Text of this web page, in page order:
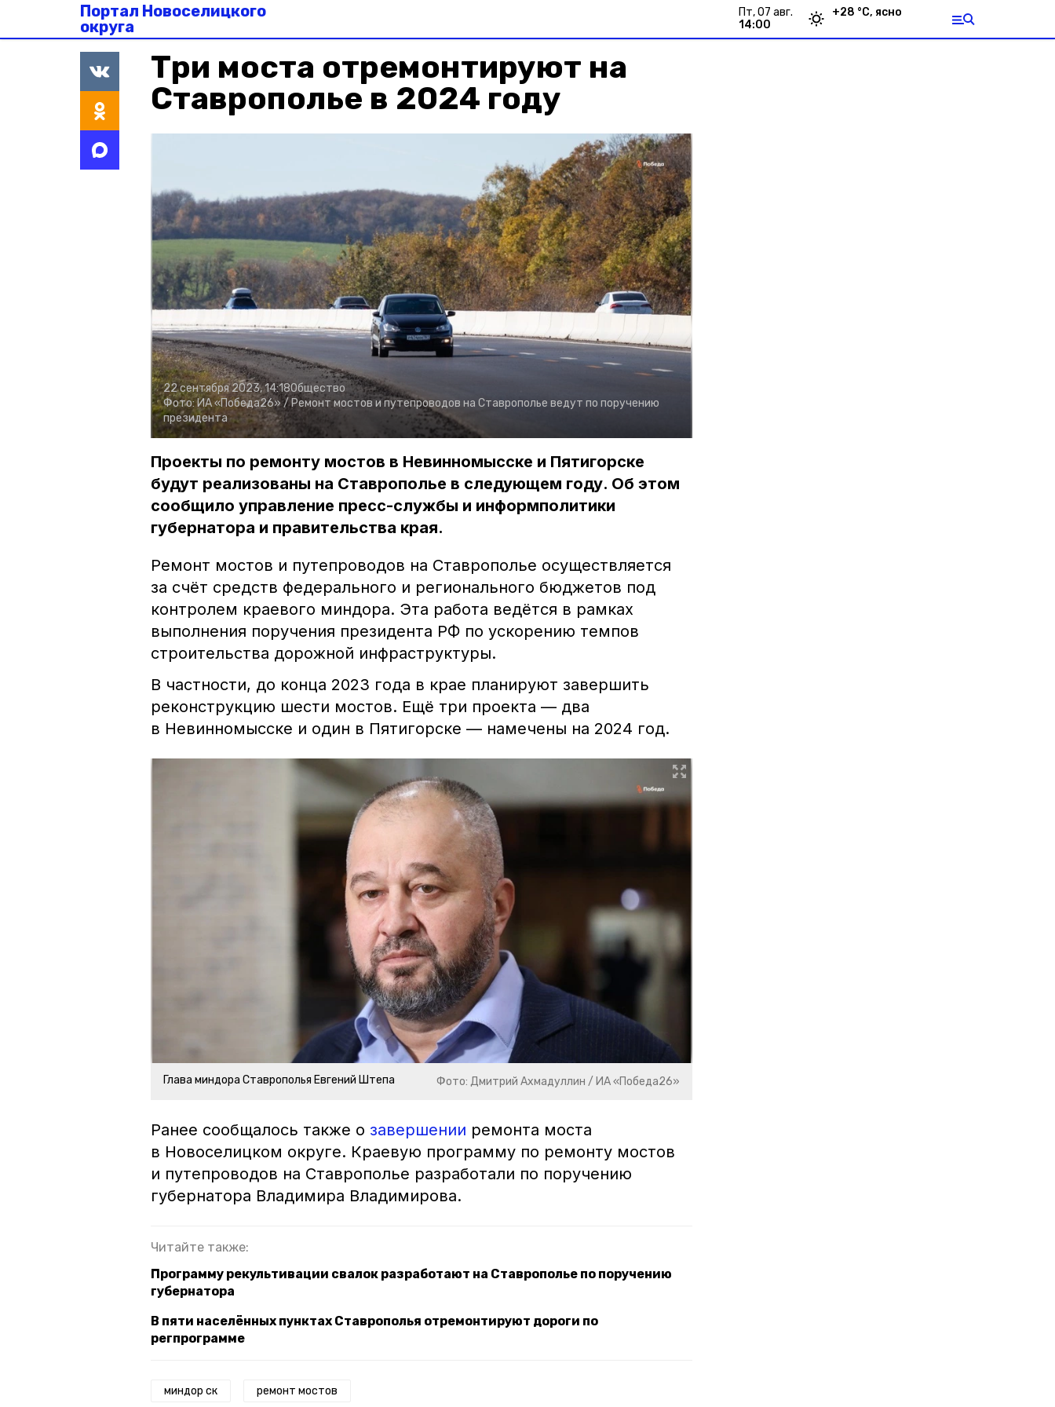
Портал Новоселицкого
округа
пт, 07 авг.
14:00
+28 °С, ясно
Три моста отремонтируют на
Ставрополье в 2024 году
22 сентября 2023, 14:18Общество
Фото:ИА «Победа26» / Ремонт мостов и путепроводов на Ставрополье ведут по поручению
президента
Проекты по ремонту мостов в Невинномысске и Пятигорске
будут реализованы на Ставрополье в следующем году. Об этом
сообщило управление пресс-службы и информполитики
губернатора и правительства края.
Ремонт мостов и путепроводов на Ставрополье осуществляется
за счёт средств федерального и регионального бюджетов под
контролем краевого миндора. Эта работа ведётся в рамках
выполнения поручения президента РФ по ускорению темпов
строительства дорожной инфраструктуры.
В частности, до конца 2023 года в крае планируют завершить
реконструкцию шести мостов. Ещё три проекта — два
в Невинномысске и один в Пятигорске — намечены на 2024 год.
Глава миндора Ставрополья Евгений Штепа Фото: Дмитрий Ахмадуллин / ИА «Победа26»
Ранее сообщалось также о завершении ремонта моста
в Новоселицком округе. Краевую программу по ремонту мостов
и путепроводов на Ставрополье разработали по поручению
губернатора Владимира Владимирова.
Читайте также:
Программу рекультивации свалок разработают на Ставрополье по поручению
губернатора
В пяти населённых пунктах Ставрополья отремонтируют дороги по
регпрограмме
миндор ск ремонт мостов